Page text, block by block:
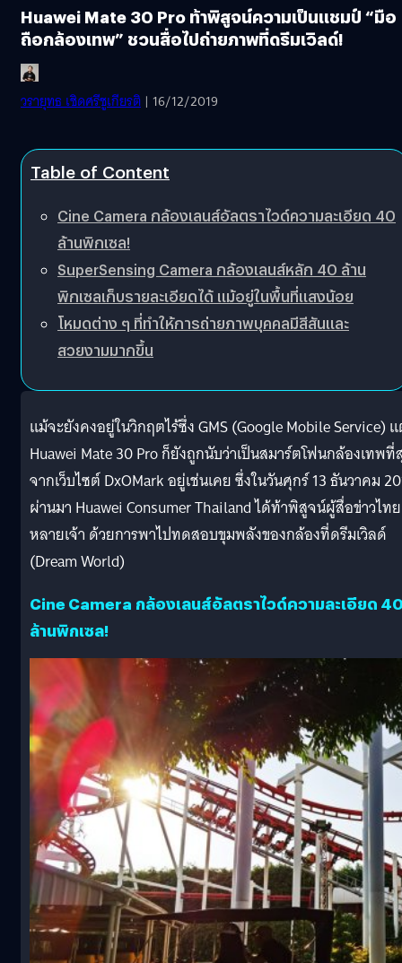
Huawei Mate 30 Pro ท้าพิสูจน์ความเป็นแชมป์ “มือ
ถือกล้องเทพ” ชวนสื่อไปถ่ายภาพที่ดรีมเวิลด์!
วรายุทธ เชิดศรีชูเกียรติ | 16/12/2019
Table of Content
Cine Camera กล้องเลนส์อัลตราไวด์ความละเอียด 40
ล้านพิกเซล!
SuperSensing Camera กล้องเลนส์หลัก 40 ล้าน
พิกเซลเก็บรายละเอียดได้ แม้อยู่ในพื้นที่แสงน้อย
โหมดต่าง ๆ ที่ทำให้การถ่ายภาพบุคคลมีสีสันและ
สวยงามมากขึ้น
แม้จะยังคงอยู่ในวิกฤตไร้ซึ่ง GMS (Google Mobile Service)
Huawei Mate 30 Pro ก็ยังถูกนับว่าเป็นสมาร์ตโฟนกล้องเทพ
จากเว็บไซต์ DxOMark อยู่เช่นเคย ซึ่งในวันศุกร์ 13 ธันวาคม
ผ่านมา Huawei Consumer Thailand ได้ท้าพิสูจน์ผู้สื่อข่าวไทย
หลายเจ้า ด้วยการพาไปทดสอบขุมพลังของกล้องที่ดรีมเวิลด์
(Dream World)
Cine Camera กล้องเลนส์อัลตราไวด์ความละเอียด
ล้านพิกเซล!